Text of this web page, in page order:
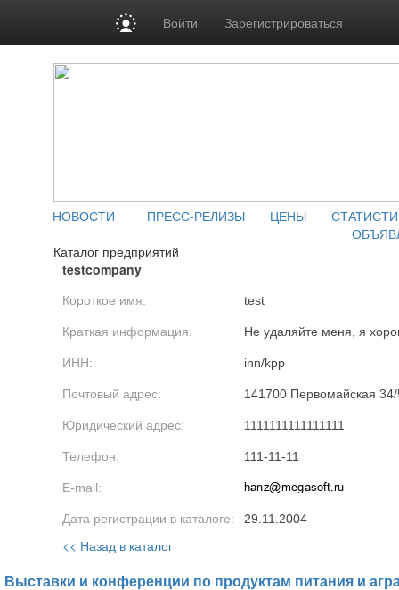
Войти Зарегистрироваться
НОВОСТИ ПРЕСС-РЕЛИЗЫ ЦЕНЫ
Каталог предприятий
testcompany
Короткое имя: test
Краткая информация: Не удаляйте меня, я
ИНН: inn/kpp
Почтовый адрес: 141700 Первомайская
Юридический адрес: 1111111111111111
Телефон: 111-11-11
E-mail:
Дата регистрации в каталоге: 29.11.2004
<< Назад в каталог
Выставки и конференции по продуктам питания и